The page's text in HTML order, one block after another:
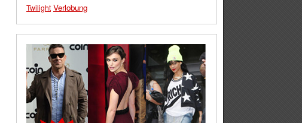
Twilight Verlobung